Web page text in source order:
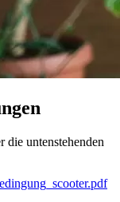
die untenstehenden